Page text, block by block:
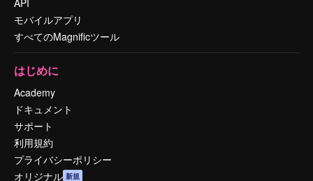
API
モバイルアプリ
すべてのMagnificツール
はじめに
Academy
ドキュメント
サポート
利用規約
プライバシーポリシー
オリジナル 新規